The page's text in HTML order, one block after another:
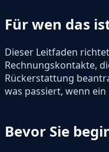
Für wen das
Dieser Leitfaden
Rechnungskontakte,
Rückerstattung
was passiert, wenn
Bevor Sie